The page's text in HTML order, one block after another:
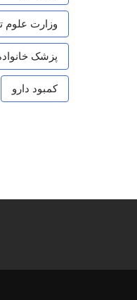
وزارت علوم
پزشک
کمبود دارو